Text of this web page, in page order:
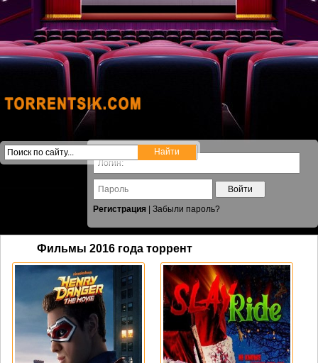
Войти
Регистрация
Забыли пароль?
Фильмы 2016 года торрент